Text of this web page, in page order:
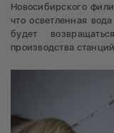
Новосибирского
что осветленная
будет
производства